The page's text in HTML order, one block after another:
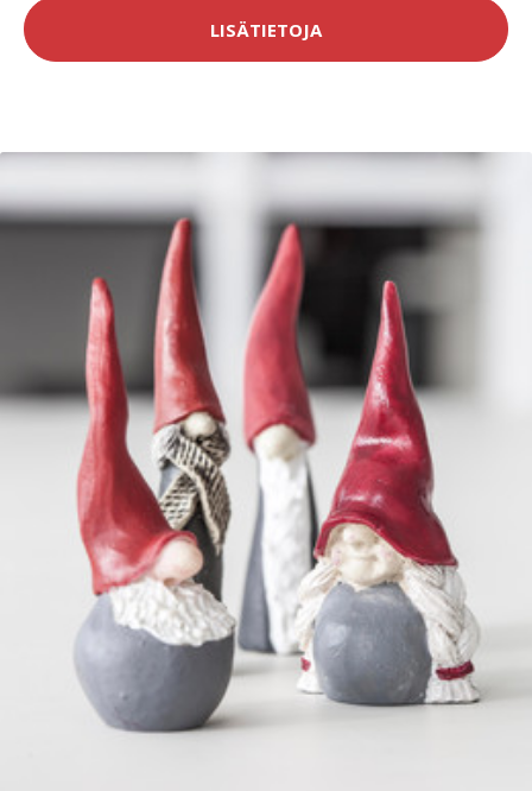
LISÄTIETOJA